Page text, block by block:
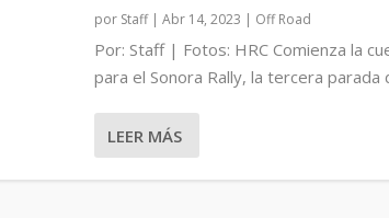
por Staff| Abr 14, 2023 | Off Road
Por: Staff | Fotos: HRC Comienza la
para el Sonora Rally, la tercera parada
LEER MÁS